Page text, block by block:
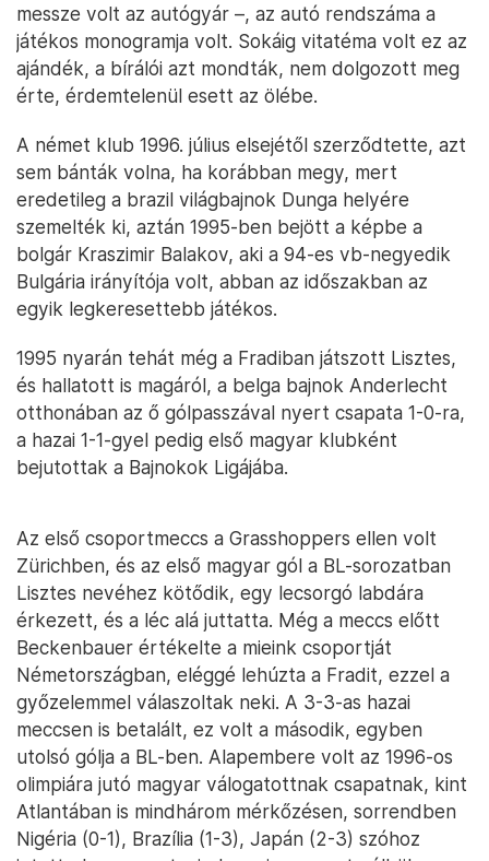
messze volt az autógyár –, az autó rendszáma a
játékos monogramja volt. Sokáig vitatéma volt ez az
ajándék, a bírálói azt mondták, nem dolgozott meg
érte, érdemtelenül esett az ölébe.
A német klub 1996. július elsejétől szerződtette, azt
sem bánták volna, ha korábban megy, mert
eredetileg a brazil világbajnok Dunga helyére
szemelték ki, aztán 1995-ben bejött a képbe a
bolgár Kraszimir Balakov, aki a 94-es vb-negyedik
Bulgária irányítója volt, abban az időszakban az
egyik legkeresettebb játékos.
1995 nyarán tehát még a Fradiban játszott Lisztes,
és hallatott is magáról, a belga bajnok Anderlecht
otthonában az ő gólpasszával nyert csapata 1-0-ra,
a hazai 1-1-gyel pedig első magyar klubként
bejutottak a Bajnokok Ligájába.
Az első csoportmeccs a Grasshoppers ellen volt
Zürichben, és az első magyar gól a BL-sorozatban
Lisztes nevéhez kötődik, egy lecsorgó labdára
érkezett, és a léc alá juttatta. Még a meccs előtt
Beckenbauer értékelte a mieink csoportját
Németországban, eléggé lehúzta a Fradit, ezzel a
győzelemmel válaszoltak neki. A 3-3-as hazai
meccsen is betalált, ez volt a második, egyben
utolsó gólja a BL-ben. Alapembere volt az 1996-os
olimpiára jutó magyar válogatottnak csapatnak, kint
Atlantában is mindhárom mérkőzésen, sorrendben
Nigéria (0-1), Brazília (1-3), Japán (2-3) szóhoz